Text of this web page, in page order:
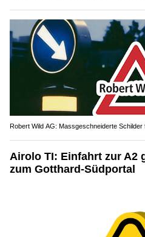
Robert Wild AG: Massgeschneiderte Schilder
Airolo TI: Einfahrt zur A2
zum Gotthard-Südportal